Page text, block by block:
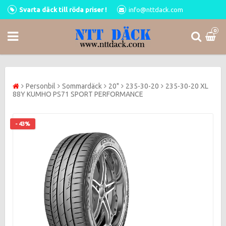
Svarta däck till röda priser ! info@nttdack.com
0
Personbil Sommardäck 20" 235-30-20
235-30-20 XL
88Y KUMHO PS71 SPORT PERFORMANCE
- 43%